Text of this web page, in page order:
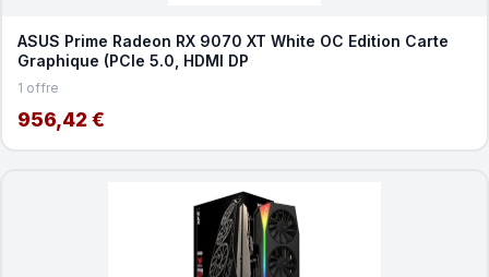
ASUS Prime Radeon RX 9070 XT White OC Edition Carte
Graphique (PCIe 5.0, HDMI DP
1 offre
956,42 €